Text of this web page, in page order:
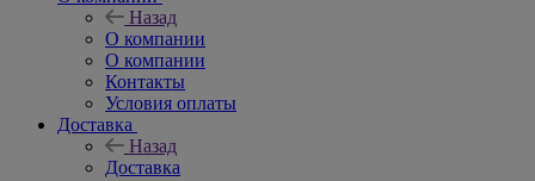
Назад
О компании
О компании
Контакты
Условия оплаты
Доставка
Назад
Доставка